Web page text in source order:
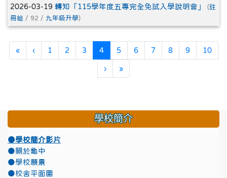
2026-03-19 轉知「115學年度五專完全免試入學說明會」 (註
冊組 / 92 / 九年級升學)
«第一頁
‹上一頁
1 2 3 4(目前頁次)
5 6 7 8 9 10
›下一頁
»最後頁
學校簡介
●學校簡介影片
●關於龜中
●學校願景
●校舍平面圖